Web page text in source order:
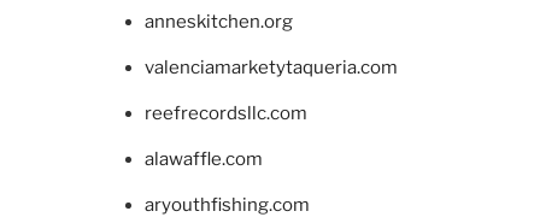
anneskitchen.org
valenciamarketytaqueria.com
reefrecordsllc.com
alawaffle.com
aryouthfishing.com